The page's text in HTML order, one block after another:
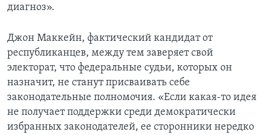
диагноз».
Джон Маккейн, фактический кандидат от
республиканцев, между тем заверяет свой
электорат, что федеральные судьи, которых он
назначит, не станут присваивать себе
законодательные полномочия. «Если какая-то идея
не получает поддержки среди демократически
избранных законодателей, ее сторонники нередко